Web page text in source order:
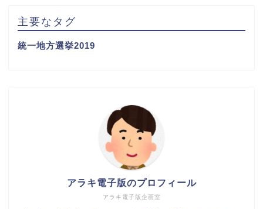
主要なタグ
統一地方選挙2019
アラキ電子版企画室
アラキ電子版のプロフィール